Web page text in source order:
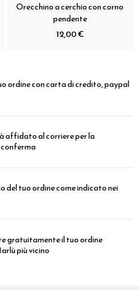
Orecchino a cerchio con corno
pendente
12,00 €
ordine con carta di credito, paypal
affidato al corriere per la
conferma
del tuo ordine come indicato nei
gratuitamente il tuo ordine
più vicino